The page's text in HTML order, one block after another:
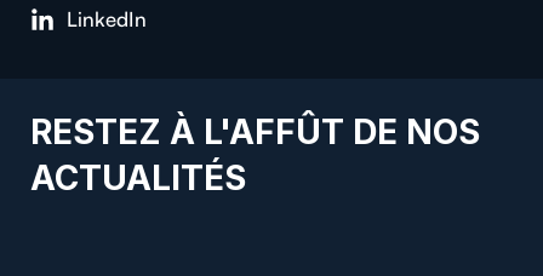
LinkedIn
RESTEZ À L'AFFÛT DE NOS
ACTUALITÉS